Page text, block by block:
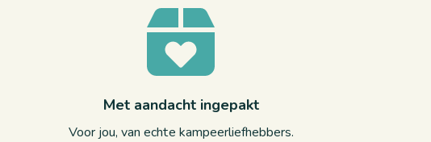
Met aandacht ingepakt
Voor jou, van echte kampeerliefhebbers.